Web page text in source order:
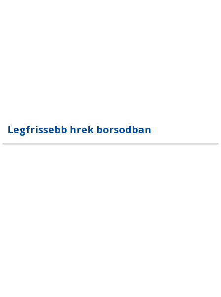
Legfrissebb hrek borsodban